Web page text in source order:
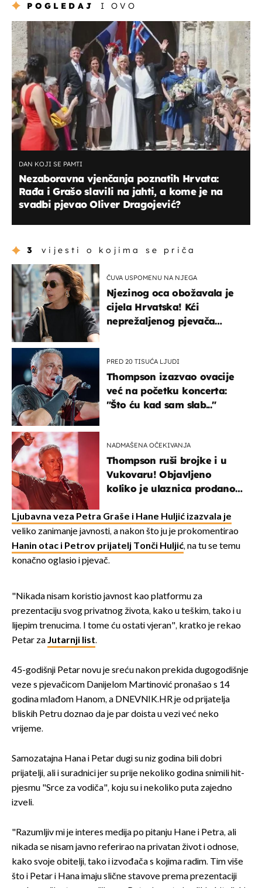
POGLEDAJ I OVO
DAN KOJI SE PAMTI
Nezaboravna vjenčanja poznatih Hrvata:
Rađa i Grašo slavili na jahti, a kome je na
svadbi pjevao Oliver Dragojević?
3 vijesti o kojima se priča
ČUVA USPOMENU NA NJEGA
Njezinog oca obožavala je
cijela Hrvatska! Kći
neprežaljenog pjevača
PRED 20 TISUĆA LJUDI
Thompson izazvao ovacije
već na početku koncerta:
"Što ću kad sam slab..."
NADMAŠENA OČEKIVANJA
Thompson ruši brojke i u
Vukovaru! Objavljeno
koliko je ulaznica prodano
Ljubavna veza Petra Graše i Hane Huljić izazvala je
veliko zanimanje javnosti, a nakon što ju je prokomentirao
Hanin otac i Petrov prijatelj Tonči Huljić, na tu se temu
konačno oglasio i pjevač.
"Nikada nisam koristio javnost kao platformu za
prezentaciju svog privatnog života, kako u teškim, tako i u
lijepim trenucima. I tome ću ostati vjeran", kratko je rekao
Petar zaJutarnji list.
45-godišnji Petar novu je sreću nakon prekida dugogodišnje
veze s pjevačicom Danijelom Martinović pronašao s 14
godina mlađom Hanom, a DNEVNIK.HR je od prijatelja
bliskih Petru doznao da je par doista u vezi već neko
vrijeme.
Samozatajna Hana i Petar dugi su niz godina bili dobri
prijatelji, ali i suradnici jer su prije nekoliko godina snimili hit-
pjesmu "Srce za vodiča", koju su i nekoliko puta zajedno
izveli.
"Razumljiv mi je interes medija po pitanju Hane i Petra, ali
nikada se nisam javno referirao na privatan život i odnose,
kako svoje obitelji, tako i izvođača s kojima radim. Tim više
što i Petar i Hana imaju slične stavove prema prezentaciji